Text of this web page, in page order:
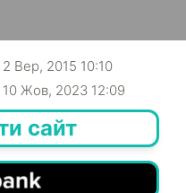
2 Вер, 2015 10:10
10 Жов, 2023 12:09
сайт